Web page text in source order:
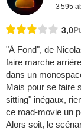
3 595
3,0
"À Fond", de
faire marche
dans un
Mais pour se faire
sitting" inégaux,
ce road-movie un
Alors soit, le